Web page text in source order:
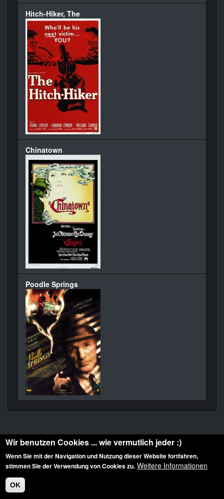
Hitch-Hiker, The
Chinatown
Poodle Springs
Diese Website ist urheberrechtlich geschützt: © 2010-2026 der Film Noir de. Alle
Rechte vorbehalten.
Wir benutzen Cookies ... wie vermutlich jeder :)
Wenn Sie mit der Navigation und Nutzung dieser Website fortfahren,
stimmen Sie der Verwendung von Cookies zu. Weitere Informationen
OK